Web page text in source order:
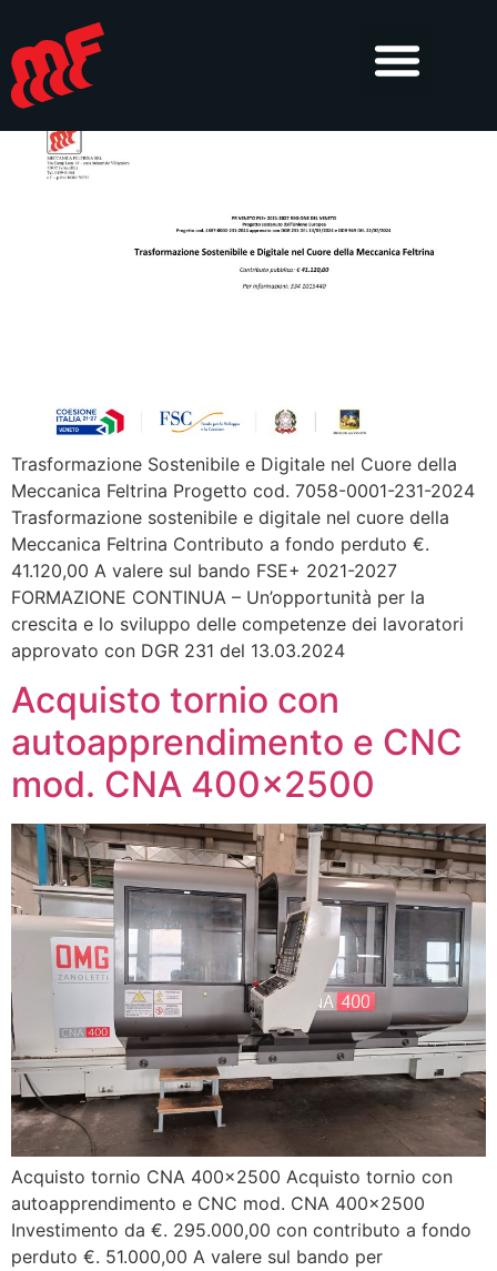
Progetto cod. 7058-0001-
231-2024
Trasformazione Sostenibile e Digitale nel Cuore della
Meccanica Feltrina Progetto cod. 7058-0001-231-2024
Trasformazione sostenibile e digitale nel cuore della
Meccanica Feltrina Contributo a fondo perduto €.
41.120,00 A valere sul bando FSE+ 2021-2027
FORMAZIONE CONTINUA – Un’opportunità per la
crescita e lo sviluppo delle competenze dei lavoratori
approvato con DGR 231 del 13.03.2024
Acquisto tornio con
autoapprendimento e CNC
mod. CNA 400×2500
Acquisto tornio CNA 400×2500 Acquisto tornio con
autoapprendimento e CNC mod. CNA 400×2500
Investimento da €. 295.000,00 con contributo a fondo
perduto €. 51.000,00 A valere sul bando per